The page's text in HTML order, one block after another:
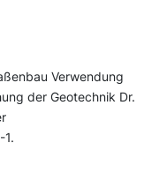
Verwendung
der Geotechnik Dr.
1.